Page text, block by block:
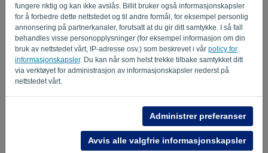
fungere riktig og kan ikke avslås. Billit bruker også informasjonskapsler
for å forbedre dette nettstedet og til andre formål, for eksempel personlig
annonsering på partnerkanaler, forutsatt at du gir ditt samtykke. I så fall
behandles visse personopplysninger (for eksempel informasjon om din
bruk av nettstedet vårt, IP-adresse osv.) som beskrevet i vår policy for
informasjonskapsler. Du kan når som helst trekke tilbake samtykket ditt
via verktøyet for administrasjon av informasjonskapsler nederst på
nettstedet vårt.
Administrer preferanser
Avvis alle valgfrie informasjonskapsler
Passord
Husk meg
LOGG INN